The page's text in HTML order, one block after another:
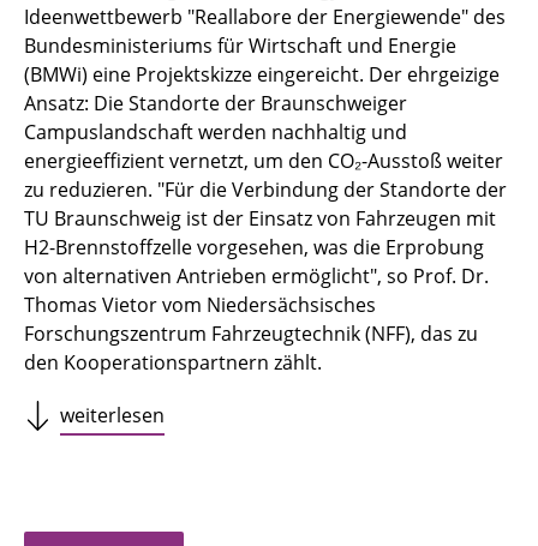
Ideenwettbewerb "Reallabore der Energiewende" des
Bundesministeriums für Wirtschaft und Energie
(BMWi) eine Projektskizze eingereicht. Der ehrgeizige
Ansatz: Die Standorte der Braunschweiger
Campuslandschaft werden nachhaltig und
energieeffizient vernetzt, um den CO₂-Ausstoß weiter
zu reduzieren. "Für die Verbindung der Standorte der
TU Braunschweig ist der Einsatz von Fahrzeugen mit
H2-Brennstoffzelle vorgesehen, was die Erprobung
von alternativen Antrieben ermöglicht", so Prof. Dr.
Thomas Vietor vom Niedersächsisches
Forschungszentrum Fahrzeugtechnik (NFF), das zu
den Kooperationspartnern zählt.
weiterlesen